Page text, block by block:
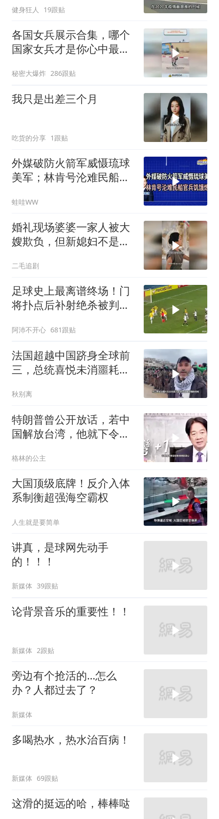
健身狂人 19跟贴
各国女兵展示合集，哪个
国家女兵才是你心中最飒
秘密大爆炸 286跟贴
我只是出差三个月
吃货的分享 1跟贴
外媒破防火箭军威慑琉球
美军；林肯号沦难民船官
亮.栗正杰｜辣晚报
20260807
蛙哇WW
婚礼现场婆婆一家人被大
嫂欺负，但新媳妇不是好
二毛追剧
足球史上最离谱终场！门
将扑点后补射绝杀被判无
阿沛不开心 681跟贴
法国超越中国跻身全球前
三，总统喜悦未消噩耗降
秋别离
特朗普曾公开放话，若中
国解放台湾，他就下令轰
格林的公主
大国顶级底牌！反介入体
系制衡超强海空霸权
人生就是要简单
讲真，是球网先动手
的！！！
新媒体 39跟贴
论背景音乐的重要性！！
新媒体 2跟贴
旁边有个抢活的…怎么
办？人都过去了？
新媒体
多喝热水，热水治百病！
新媒体 69跟贴
这滑的挺远的哈，棒棒哒